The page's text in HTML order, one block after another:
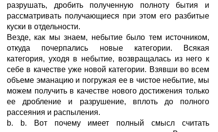
разрушать, дробить полученную полноту бытия и
рассматривать получающиеся при этом его разбитые
куски в отдельности.
Везде, как мы знаем, небытие было тем источником,
откуда почерпались новые категории. Всякая
категория, уходя в небытие, возвращалась из него к
себе в качестве уже новой категории. Взявши во всем
объеме эманацию и погружая ее в чистое небытие, мы
можем получить в качестве нового достижения только
ее дробление и разрушение, вплоть до полного
рассеяния и распыления.
b. b. Вот почему имеет полный смысл считать